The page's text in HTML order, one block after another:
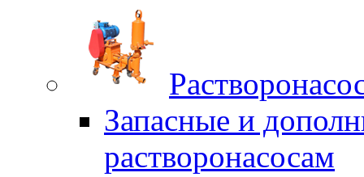
Запасные и
растворонасосам